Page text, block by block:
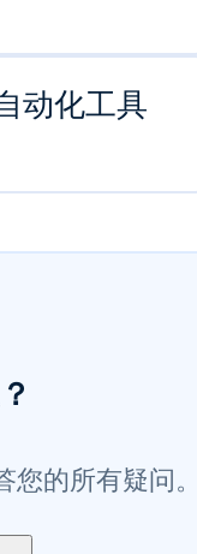
动化工具
您的所有疑问